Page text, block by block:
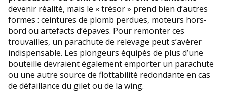
devenir réalité, mais le « trésor » prend bien d’autres
formes : ceintures de plomb perdues, moteurs hors-
bord ou artefacts d’épaves. Pour remonter ces
trouvailles, un parachute de relevage peut s’avérer
indispensable. Les plongeurs équipés de plus d’une
bouteille devraient également emporter un parachute
ou une autre source de flottabilité redondante en cas
de défaillance du gilet ou de la wing.